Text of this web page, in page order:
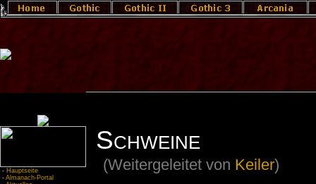
- Hauptseite
- Almanach-Portal
Schweine
(Weitergeleitet von Keiler)